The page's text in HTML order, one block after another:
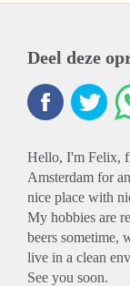
Deel deze
Hello, I'm Felix,
Amsterdam for
nice place with
My hobbies are
beers sometime,
live in a clean
See you soon.